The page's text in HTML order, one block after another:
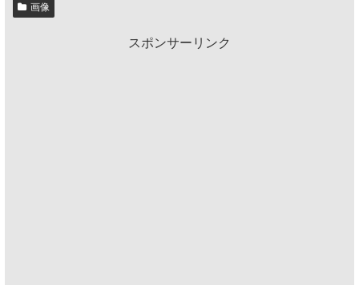
画像
スポンサーリンク